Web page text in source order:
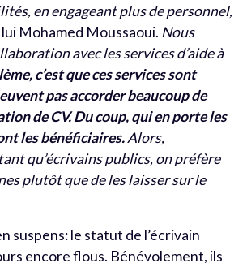
en engageant plus de personnel,
Mohamed Moussaoui. Nous
avec les services d’aide à
c’est que ces services sont
pas accorder beaucoup de
de CV. Du coup, qui en porte les
les bénéficiaires.Alors,
qu’écrivains publics, on préfère
plutôt que de les laisser sur le
suspens: le statut de l’écrivain
encore flous. Bénévolement, ils